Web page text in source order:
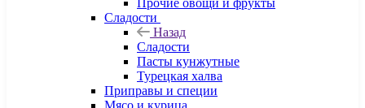
Прочие овощи и фрукты
Сладости
Назад
Сладости
Пасты кунжутные
Турецкая халва
Приправы и специи
Мясо и курица